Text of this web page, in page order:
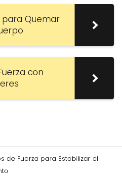
para Quemar
con
de Fuerza para Estabilizar el